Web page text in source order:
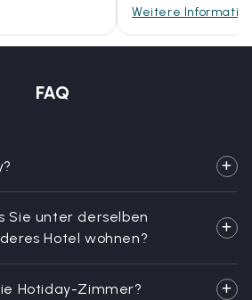
Weitere
FAQ
Sie unter derselben
Hotel wohnen?
Hotiday-Zimmer?